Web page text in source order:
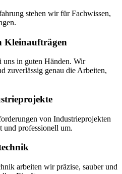
stehen wir für Fachwissen,
Kleinaufträgen
in guten Händen. Wir
zuverlässig genau die Arbeiten,
von Industrieprojekten
und professionell um.
arbeiten wir präzise, sauber und